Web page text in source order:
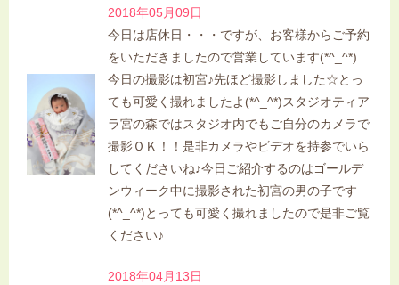
2018年05月09日
今日は店休日・・・ですが、お客様からご予約
をいただきましたので営業しています(*^_^*)
今日の撮影は初宮♪先ほど撮影しました☆とっ
ても可愛く撮れましたよ(*^_^*)スタジオティア
ラ宮の森ではスタジオ内でもご自分のカメラで
撮影ＯＫ！！是非カメラやビデオを持参でいら
してくださいね♪今日ご紹介するのはゴールデ
ンウィーク中に撮影された初宮の男の子です
(*^_^*)とっても可愛く撮れましたので是非ご覧
ください♪
2018年04月13日